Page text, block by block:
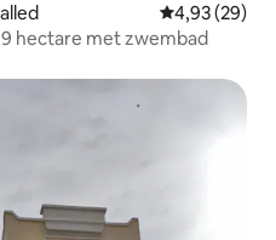
Gemiddelde
4,93 (29)
hectare met zwembad